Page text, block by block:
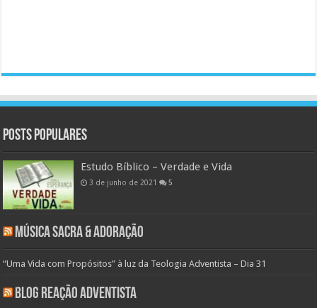
Posts populares
Estudo Bíblico – Verdade e Vida
3 de junho de 2021 5
Música Sacra & Adoração
“Uma Vida com Propósitos” à luz da Teologia Adventista – Dia 31
Blog Reação Adventista